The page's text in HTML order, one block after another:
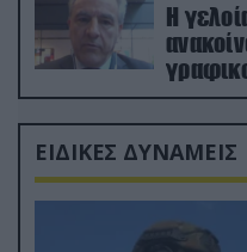
Η
ΕΙΔΙΚΕΣ ΔΥΝΑΜΕΙΣ